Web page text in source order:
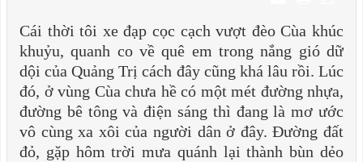
Cái thời tôi xe đạp cọc cạch vượt đèo Cùa khúc
khuỷu, quanh co về quê em trong nắng gió dữ
dội của Quảng Trị cách đây cũng khá lâu rồi. Lúc
đó, ở vùng Cùa chưa hề có một mét đường nhựa,
đường bê tông và điện sáng thì đang là mơ ước
vô cùng xa xôi của người dân ở đây. Đường đất
đỏ, gặp hôm trời mưa quánh lại thành bùn dẻo